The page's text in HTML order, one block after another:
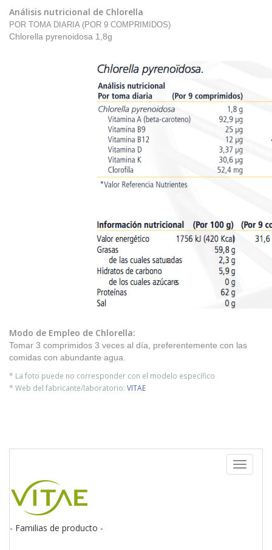
Análisis nutricional de Chlorella
POR TOMA DIARIA (POR 9 COMPRIMIDOS)
Chlorella pyrenoidosa 1,8g
Modo de Empleo de Chlorella:
Tomar 3 comprimidos 3 veces al día, preferentemente con las
comidas con abundante agua.
* La foto puede no corresponder con el modelo específico
* Web del fabricante/laboratorio: VITAE
Toggle
- Familias de producto -